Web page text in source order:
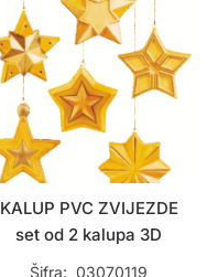
KALUP PVC ZVIJEZDE
set od 2 kalupa 3D
Šifra: 03070119